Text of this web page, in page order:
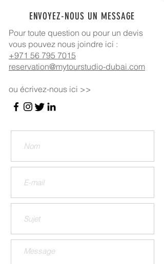
ENVOYEZ-NOUS UN MESSAGE
Pour toute question ou pour un devis
vous pouvez nous joindre ici :
+971 56 795 7015
reservation@mytourstudio-dubai.com
ou écrivez-nous ici >>